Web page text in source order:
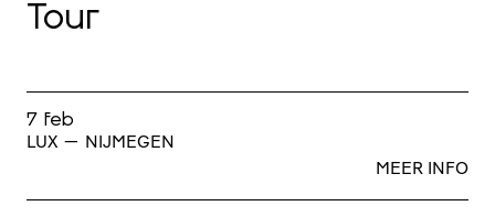
Tour
7 feb
LUX — NIJMEGEN
MEER INFO